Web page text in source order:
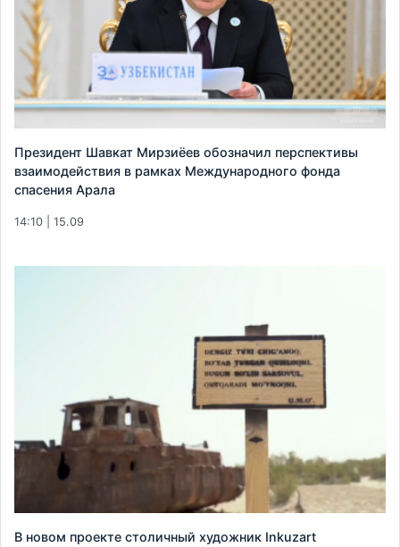
Президент Шавкат Мирзиёев обозначил перспективы
взаимодействия в рамках Международного фонда
спасения Арала
14:10 | 15.09
В новом проекте столичный художник Inkuzart